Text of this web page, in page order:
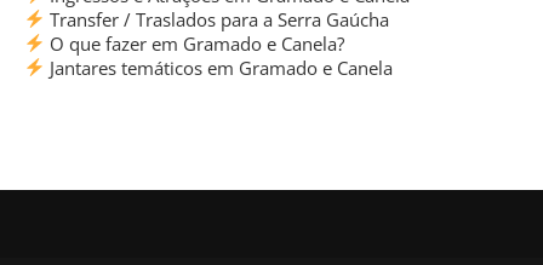
Transfer / Traslados para a Serra Gaúcha
O que fazer em Gramado e Canela?
Jantares temáticos em Gramado e Canela